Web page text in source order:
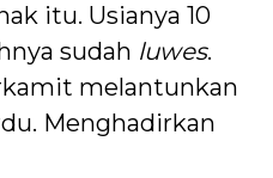
itu. Usianya 10
sudah luwes.
melantunkan
Menghadirkan